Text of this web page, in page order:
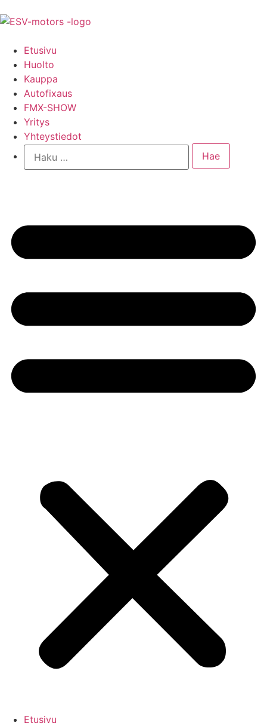
Etusivu
Huolto
Kauppa
Autofixaus
FMX-SHOW
Yritys
Yhteystiedot
Etusivu